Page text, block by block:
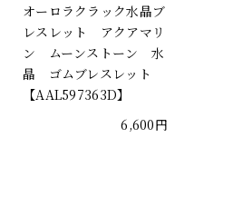
オーロラクラック水晶ブ
レスレット アクアマリ
ン ムーンストーン 水
晶 ゴムブレスレット
【AAL597363D】
6,600円